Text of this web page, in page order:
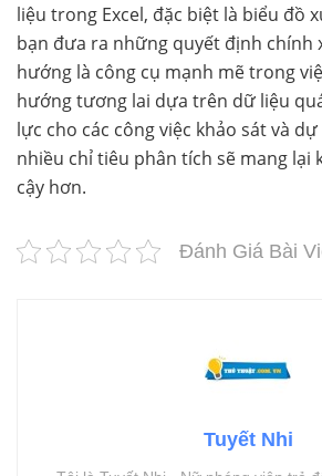
liệu trong Excel, đặc biệt là biểu đồ
bạn đưa ra những quyết định chính
hướng là công cụ mạnh mẽ trong
hướng tương lai dựa trên dữ liệu
lực cho các công việc khảo sát và
nhiều chỉ tiêu phân tích sẽ mang lại
cậy hơn.
Đánh Giá Bài
Tuyết Nhi